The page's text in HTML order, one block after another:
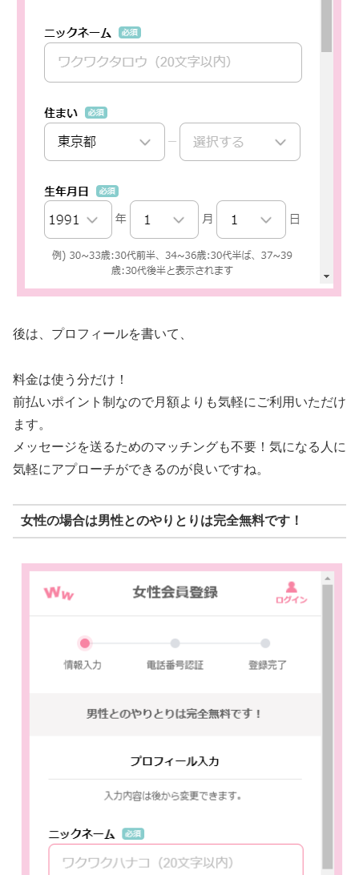
後は、プロフィールを書いて、
料金は使う分だけ！
前払いポイント制なので月額よりも気軽にご利用いただけ
ます。
メッセージを送るためのマッチングも不要！気になる人に
気軽にアプローチができるのが良いですね。
女性の場合は男性とのやりとりは完全無料です！